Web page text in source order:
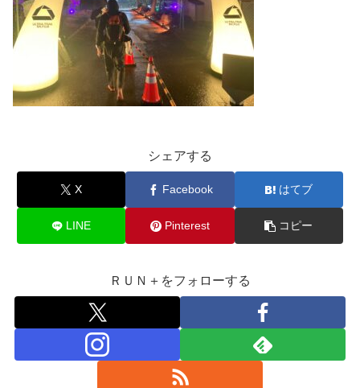
シェアする
X Facebook はてブ
LINE Pinterest コピー
ＲＵＮ＋をフォローする